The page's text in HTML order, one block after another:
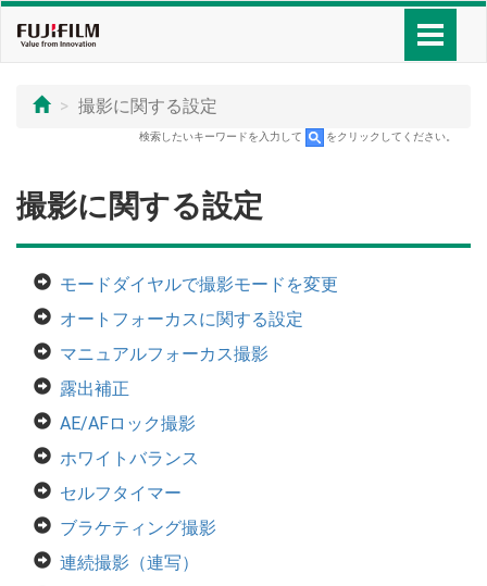
撮影に関する設定
検索したいキーワードを入力して をクリックしてください。
撮影に関する設定
モードダイヤルで撮影モードを変更
オートフォーカスに関する設定
マニュアルフォーカス撮影
露出補正
AE/AFロック撮影
ホワイトバランス
セルフタイマー
ブラケティング撮影
連続撮影（連写）